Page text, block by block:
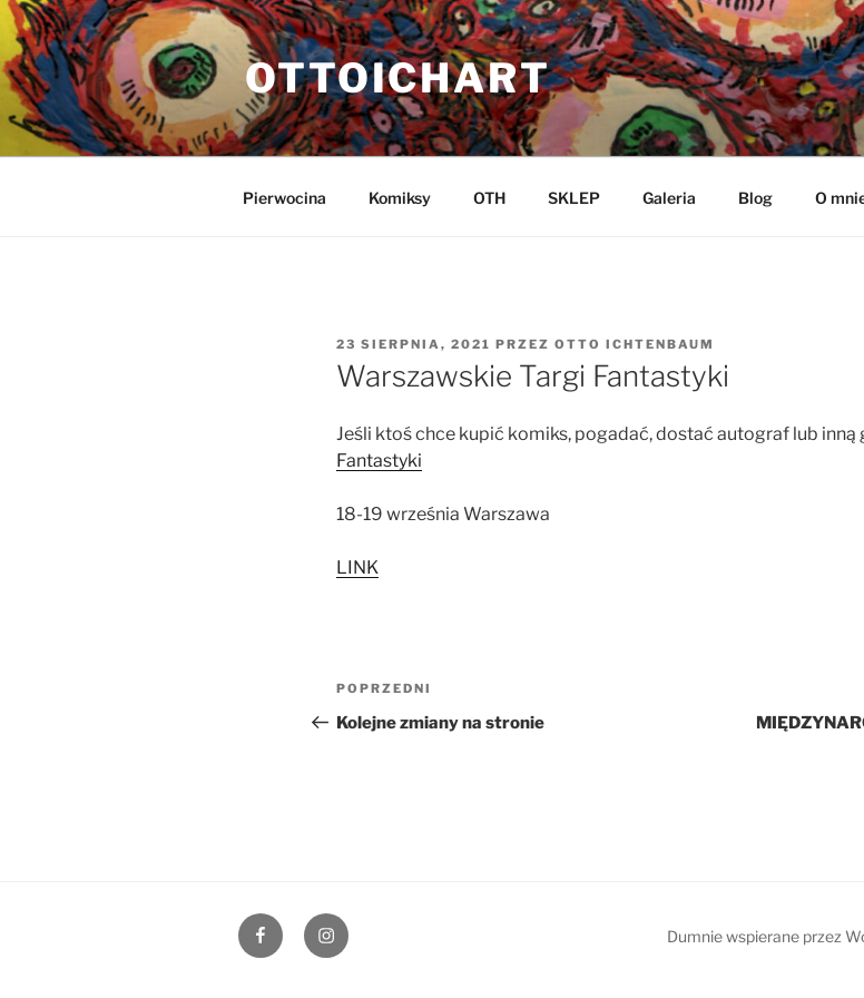
Przejdź
do
treści
OTTOICHART
Pierwocina Komiksy OTH SKLEP Galeria Blog O
OPUBLIKOWANE
W
23 SIERPNIA, 2021 PRZEZ OTTO ICHTENBAUM
Warszawskie Targi Fantastyki
Jeśli ktoś chce kupić komiks, pogadać, dostać autograf lub inną
Fantastyki
18-19 września Warszawa
LINK
Nawigacja
wpisu
Poprzedni
wpis
POPRZEDNI
Kolejne zmiany na stronie
FacebookInstagram Dumnie wspierane przez